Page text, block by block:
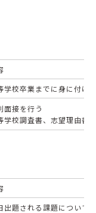
学校卒業までに身に付け
面接を行う
学校調査書、志望理由書
出題される課題について